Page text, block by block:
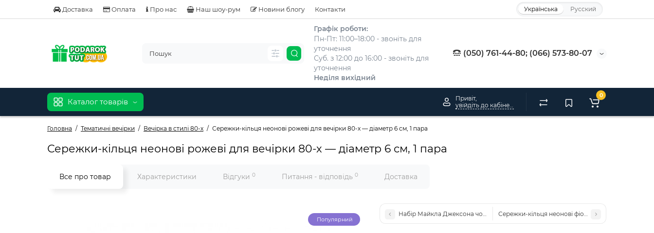
Доставка Оплата Про нас Наш шоу-рум Новини блогу Контакти Українська Русский
Графік роботи:
Пн-Пт: 11:00–18:00 - звоніть для
уточнення
Суб. з 12:00 до 16:00 - звоніть для
уточнення
Неділя вихідний
(050) 761-44-80; (066) 573-80-07
Каталог товарів
Привіт,
0
Головна Тематичні вечірки Вечірка в стилі 80-х Сережки-кільця неонові рожеві для вечірки 80-х — діаметр 6 см, 1 пара
Сережки-кільця неонові рожеві для вечірки 80-х — діаметр 6 см, 1 пара
Все про товар Характеристики Відгуки 0 Питання - відповідь 0 Доставка
Популярний
Набір Майкла Джексона чорно-срібний — капелюх, рукавички, краватка, метелик,
Сережки-кільця неонові фіолетові для вечірки